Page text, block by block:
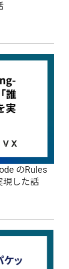
のRules
現した話